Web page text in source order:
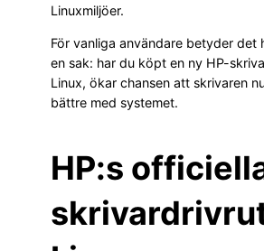
Linuxmiljöer.
För vanliga användare betyder det
en sak: har du köpt en ny HP-
Linux, ökar chansen att skrivaren
bättre med systemet.
HP:s